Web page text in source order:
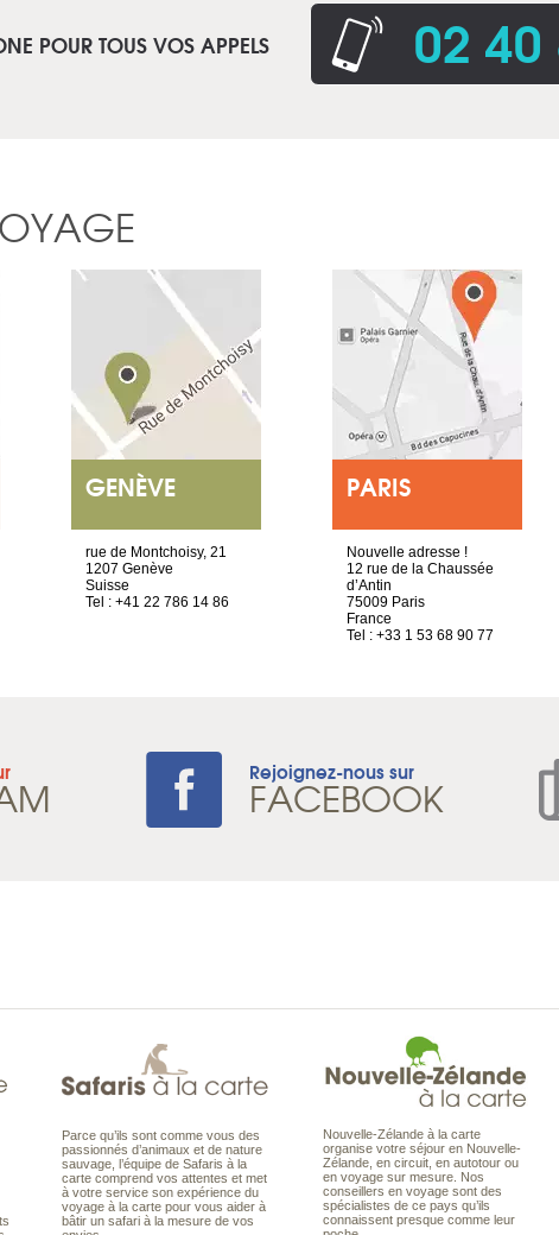
POUR TOUS VOS APPELS 02
GENÈVE
rue de Montchoisy, 21
1207 Genève
Suisse
Tel : +41 22 786 14 86
PARIS
Nouvelle adresse !
12 rue de la Chaussée
d’Antin
75009 Paris
France
Tel : +33 1 53 68 90 77
Rejoignez-nous sur
FACEBOOK
Parce qu’ils sont comme vous des
passionnés d’animaux et de nature
sauvage, l’équipe de Safaris à la
carte comprend vos attentes et met
à votre service son expérience du
voyage à la carte pour vous aider à
bâtir un safari à la mesure de vos
Nouvelle-Zélande à la carte
organise votre séjour en Nouvelle-
Zélande, en circuit, en autotour ou
en voyage sur mesure. Nos
conseillers en voyage sont des
spécialistes de ce pays qu’ils
connaissent presque comme leur